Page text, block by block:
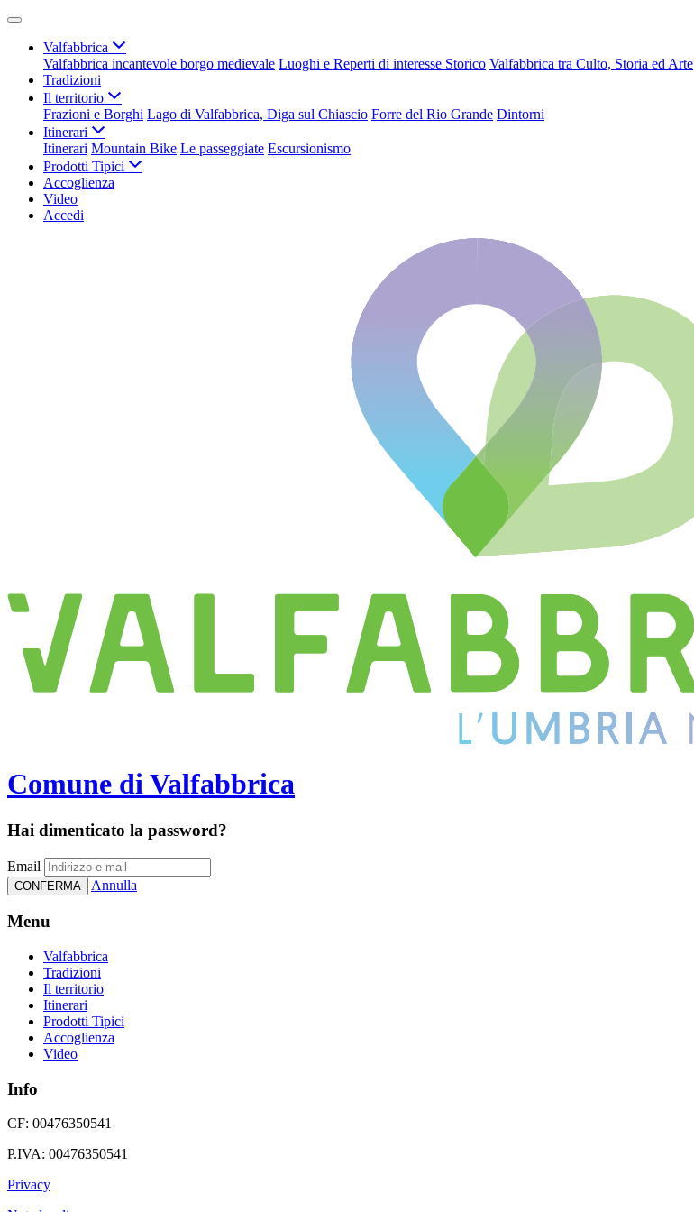
Valfabbrica
Valfabbrica incantevole borgo medievale Luoghi e Reperti di interesse Storico Valfabbrica tra Culto, Storia ed Arte
Tradizioni
Il territorio
Frazioni e Borghi Lago di Valfabbrica, Diga sul Chiascio Forre del Rio Grande Dintorni
Itinerari
Itinerari Mountain Bike Le passeggiate Escursionismo
Prodotti Tipici
Accoglienza
Video
Accedi
Comune di Valfabbrica
Hai dimenticato la password?
Email
CONFERMA Annulla
Menu
Valfabbrica
Tradizioni
Il territorio
Itinerari
Prodotti Tipici
Accoglienza
Video
Info
CF: 00476350541
P.IVA: 00476350541
Privacy